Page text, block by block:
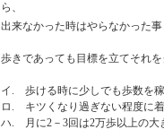
ら、
出来なかった時はやらなかった
歩きであっても目標を立てそれ
イ. 歩ける時に少しでも歩数を
ロ. キツくなり過ぎない程度に
ハ. 月に2－3回は2万歩以上の大